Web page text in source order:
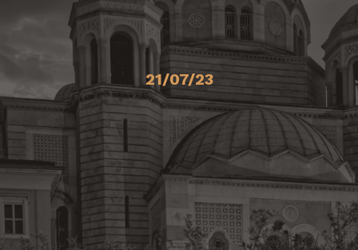
21/07/23